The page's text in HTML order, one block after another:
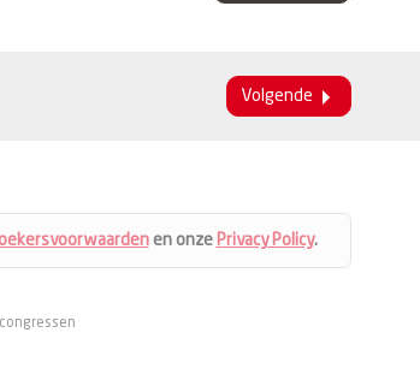
Volgende
en onze Privacy Policy.